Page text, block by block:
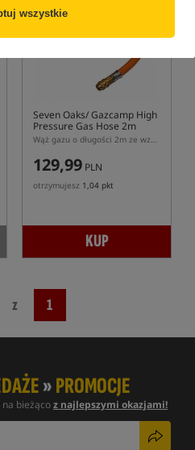
wszystkie
Seven Oaks/ Gazcamp High
Pressure Gas Hose 2m
Wąż gazu o długości 2m ze wzmocnieniem
129,99 PLN
otrzymujesz 1,04 pkt
KUP
z 1
»PROMOCJE
bieżącoz najlepszymi okazjami!